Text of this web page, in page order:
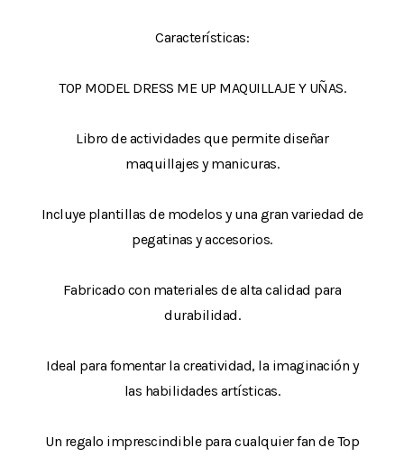
Características:
TOP MODEL DRESS ME UP MAQUILLAJE Y UÑAS.
Libro de actividades que permite diseñar
maquillajes y manicuras.
Incluye plantillas de modelos y una gran variedad de
pegatinas y accesorios.
Fabricado con materiales de alta calidad para
durabilidad.
Ideal para fomentar la creatividad, la imaginación y
las habilidades artísticas.
Un regalo imprescindible para cualquier fan de Top